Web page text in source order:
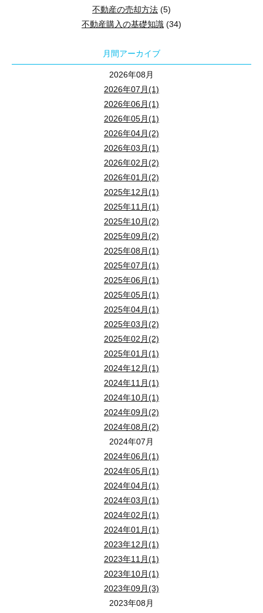
不動産の売却方法 (5)
不動産購入の基礎知識 (34)
月間アーカイブ
2026年08月
2026年07月(1)
2026年06月(1)
2026年05月(1)
2026年04月(2)
2026年03月(1)
2026年02月(2)
2026年01月(2)
2025年12月(1)
2025年11月(1)
2025年10月(2)
2025年09月(2)
2025年08月(1)
2025年07月(1)
2025年06月(1)
2025年05月(1)
2025年04月(1)
2025年03月(2)
2025年02月(2)
2025年01月(1)
2024年12月(1)
2024年11月(1)
2024年10月(1)
2024年09月(2)
2024年08月(2)
2024年07月
2024年06月(1)
2024年05月(1)
2024年04月(1)
2024年03月(1)
2024年02月(1)
2024年01月(1)
2023年12月(1)
2023年11月(1)
2023年10月(1)
2023年09月(3)
2023年08月
3,000万円で購入した家の、10年後の資産価格は約1,950万円です。
築10年で新築価格の約60〜50％まで下落します。築10年の中古
【土地:900万円・家:2,100万円で算出】
2,100万円×50%=1,050万円
900万円+1,050万円=1,950万円
2-2.築20年の戸建ての売却相場
3,000万円で購入した家の、20年後の資産価格は約1,215万円です。
築20年で新築価格の約15％まで下落します。木造戸建ての耐用年
■3,000万円で購入した不動産の20年後の価値
【土地:900万円・家:2,100万円で算出】
2,100万円×15%=315万円
900万円+315万円=1,215万円
2-3.築30年の戸建ての売却相場
3,000万円で購入した家の、30年後の資産価格は約1,110万円です。
築30年で新築価格の約10％まで下落します。耐用年数を超過して
■3,000万円で購入した不動産の30年後の価値
【土地:900万円・家:2,100万円で算出】
2,100万円×10%=210万円
900万円+210万円=1,110万円
2-4.築40～50年の戸建ての売却相場
3,000万円で購入した家の、40〜50年後の資産価格は約900万円で
建物自体の資産価値は無くなってしまうものの、土地の価格も含
■3,000万円で購入した不動産の30年後の価値
【土地:900万円・家:2,100万円で算出】
900万円+0万円=900万円
狭山市の売却相談はこちら
2-1.STEP1「売却相場を調べる」
「査定があるからわざわざ調べなくても良いのでは…」と感じる
不動産の相場価格を調べる方法としては、以下の2つが挙げられま
■過去の取引事例を参考にする方法
レインズマーケットインフォメーション
■現在販売中の売り出し価格を参考にする方法
2-2.STEP2「不動産会社に査定を依頼する」
次に、不動産会社へ家の売却査定を依頼します。
不動産査定では不動産をいくらで売却できるか“見込み額”を算出
不動産査定のポイントは、「複数の会社に机上査定を依頼し、信
■不動産会社の選定ポイント
・査定価格だけで判断をしない
・売却予定のエリアに強い不動産会社を選定する
・連絡がスムーズに取れる不動産会社を選定する
「不動産の査定方法」については以下の記事でも詳しくご紹介し
不動産査定を徹底解説
売却無料査定はこちら
2-3.STEP3「不動産会社と媒介契約を締結する」
次に、不動産会社と媒介契約を締結します。ステップ1の「売却
媒介契約には「一般媒介」「専任媒介」「専属専任媒介」の3種
1-2.不動産の査定方法は2種類
不動産査定の方法には「机上査定」と「訪問査定」の2つがありま
机上査定は「簡易査定」とも呼ばれ、データのみで査定額を算出し
大まかな査定額を、早く知りたい方は机上査定がオススメです。
訪問査定は「現地査定」とも呼ばれ、机上査定に加えて現地調査
時間がかかっても、正確な価格を知りたい方は訪問査定がオスス
また、不動産査定の結果は不動産会社によって異なります。その
売却無料査定はこちら
2.不動産査定の方法（1）／「机上査定」の流れを解説
不動産査定の2種類の方法のうち、まずは机上査定についてご紹介
机上査定の流れは簡単で、2つのステップで完了します。各項目ご
サイトや電話から手軽に行える机上査定ですが、事前準備は必要で
机上査定では以下の情報が必要になります。アクセスや立地条件
■机上査定で必要になる情報
・アクセスなどの立地条件
※査定業者や住宅によって差があります
2-2.STEP2「査定結果の確認」